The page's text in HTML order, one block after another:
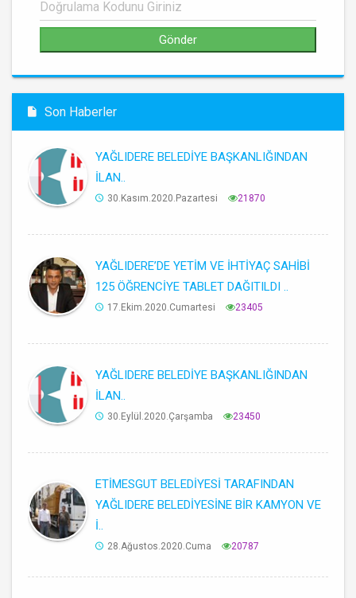
Son Haberler
YAĞLIDERE BELEDİYE BAŞKANLIĞINDAN
İLAN..
30.Kasım.2020.Pazartesi 21870
YAĞLIDERE’DE YETİM VE İHTİYAÇ SAHİBİ
125 ÖĞRENCİYE TABLET DAĞITILDI ..
17.Ekim.2020.Cumartesi 23405
YAĞLIDERE BELEDİYE BAŞKANLIĞINDAN
İLAN..
30.Eylül.2020.Çarşamba 23450
ETİMESGUT BELEDİYESİ TARAFINDAN
YAĞLIDERE BELEDİYESİNE BİR KAMYON VE
İ..
28.Ağustos.2020.Cuma 20787